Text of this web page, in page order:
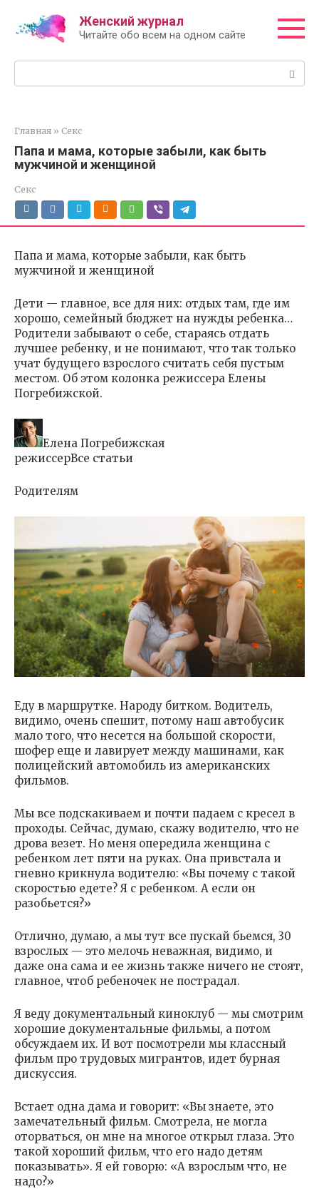
контенту
Женский журнал
Читайте обо всем на одном сайте
Главная » Секс
Папа и мама, которые забыли, как быть
мужчиной и женщиной
Секс
Папа и мама, которые забыли, как быть
мужчиной и женщиной
Дети — главное, все для них: отдых там, где им
хорошо, семейный бюджет на нужды ребенка…
Родители забывают о себе, стараясь отдать
лучшее ребенку, и не понимают, что так только
учат будущего взрослого считать себя пустым
местом. Об этом колонка режиссера Елены
Погребижской.
Елена Погребижская
режиссерВсе статьи
Родителям
Еду в маршрутке. Народу битком. Водитель,
видимо, очень спешит, потому наш автобусик
мало того, что несется на большой скорости,
шофер еще и лавирует между машинами, как
полицейский автомобиль из американских
фильмов.
Мы все подскакиваем и почти падаем с кресел в
проходы. Сейчас, думаю, скажу водителю, что не
дрова везет. Но меня опередила женщина с
ребенком лет пяти на руках. Она привстала и
гневно крикнула водителю: «Вы почему с такой
скоростью едете? Я с ребенком. А если он
разобьется?»
Отлично, думаю, а мы тут все пускай бьемся, 30
взрослых — это мелочь неважная, видимо, и
даже она сама и ее жизнь также ничего не стоят,
главное, чтоб ребеночек не пострадал.
Я веду документальный киноклуб — мы смотрим
хорошие документальные фильмы, а потом
обсуждаем их. И вот посмотрели мы классный
фильм про трудовых мигрантов, идет бурная
дискуссия.
Встает одна дама и говорит: «Вы знаете, это
замечательный фильм. Смотрела, не могла
оторваться, он мне на многое открыл глаза. Это
такой хороший фильм, что его надо детям
показывать». Я ей говорю: «А взрослым что, не
надо?»